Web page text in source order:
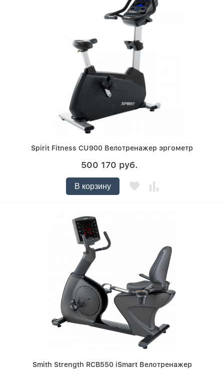
Spirit Fitness CU900 Велотренажер эргометр
500 170 руб.
В корзину
Smith Strength RCB550 iSmart Велотренажер